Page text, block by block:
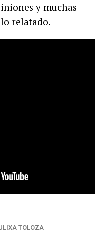
y muchas
relatado.
TOLOZA